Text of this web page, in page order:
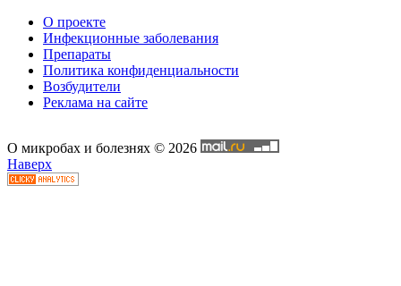
О проекте
Инфекционные заболевания
Препараты
Политика конфиденциальности
Возбудители
Реклама на сайте
О микробах и болезнях © 2026
Наверх